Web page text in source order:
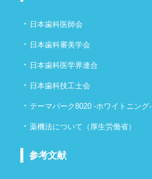
・ 日本歯科医師会
・ 日本歯科審美学会
・ 日本歯科医学界連合
・ 日本歯科技工士会
・ テーマパーク8020 -ホワイトニング-
・ 薬機法について（厚生労働省）
参考文献